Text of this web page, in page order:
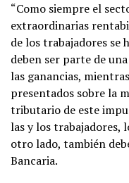
“Como siempre el
extraordinarias
de los trabajadores se
deben ser parte de
las ganancias,
presentados sobre la
tributario de este
las y los trabajadores,
otro lado, también
Bancaria.